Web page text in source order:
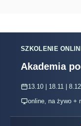
SZKOLENIE
Akademia
13.10 | 18.11 |
online, na żywo +